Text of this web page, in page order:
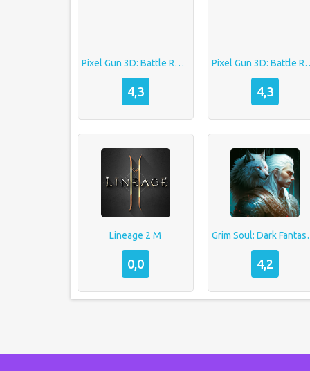
Pixel Gun 3D: Battle Royale — взломанная
4,3
Pixel Gun 3D:
4,3
Lineage 2 M
0,0
Grim
4,2